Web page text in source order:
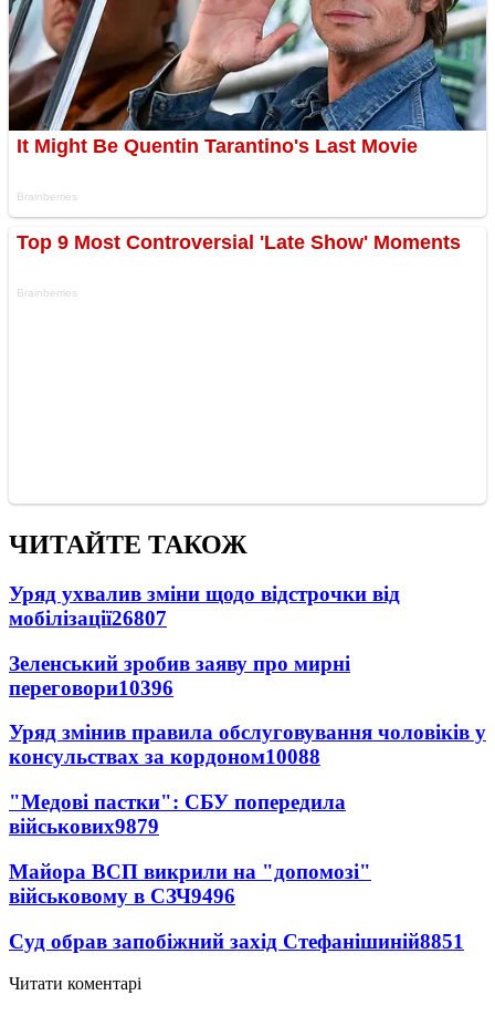
ЧИТАЙТЕ ТАКОЖ
Уряд ухвалив зміни щодо відстрочки від
мобілізації26807
Зеленський зробив заяву про мирні
переговори10396
Уряд змінив правила обслуговування чоловіків у
консульствах за кордоном10088
"Медові пастки": СБУ попередила
військових9879
Майора ВСП викрили на "допомозі"
військовому в СЗЧ9496
Суд обрав запобіжний захід Стефанішиній8851
Читати коментарі